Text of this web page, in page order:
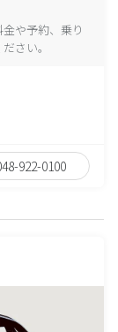
や予約、乗り
さい。
922-0100